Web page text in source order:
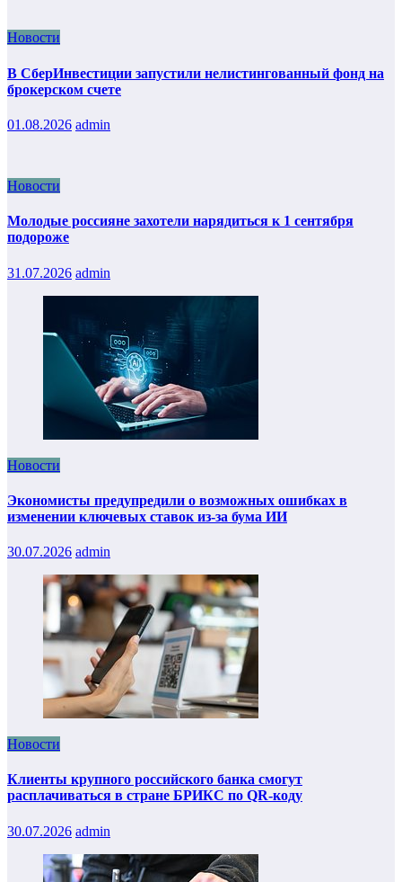
Новости
В СберИнвестиции запустили нелистингованный фонд на
брокерском счете
01.08.2026 admin
Новости
Молодые россияне захотели нарядиться к 1 сентября
подороже
31.07.2026 admin
Новости
Экономисты предупредили о возможных ошибках в
изменении ключевых ставок из-за бума ИИ
30.07.2026 admin
Новости
Клиенты крупного российского банка смогут
расплачиваться в стране БРИКС по QR-коду
30.07.2026 admin